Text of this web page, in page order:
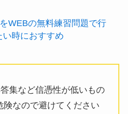
WEBの無料練習問題で行
い時におすすめ
集など信憑性が低いもの
険なので避けてください